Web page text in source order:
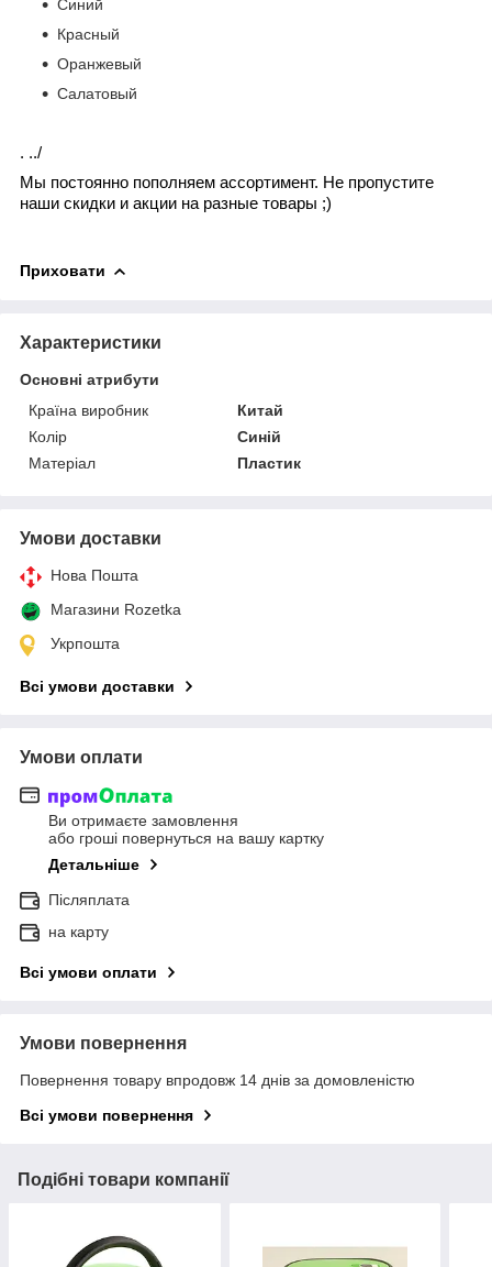
Синий
Красный
Оранжевый
Салатовый
. ../
Мы постоянно пополняем ассортимент. Не пропустите
наши скидки и акции на разные товары ;)
Приховати
Характеристики
Основні атрибути
Країна виробник
Китай
Колір
Синій
Матеріал
Пластик
Умови доставки
Нова Пошта
Магазини Rozetka
Укрпошта
Всі умови доставки
Умови оплати
Ви отримаєте замовлення
або гроші повернуться на вашу картку
Детальніше
Післяплата
на карту
Всі умови оплати
Умови повернення
Повернення товару впродовж 14 днів за домовленістю
Всі умови повернення
Подібні товари компанії